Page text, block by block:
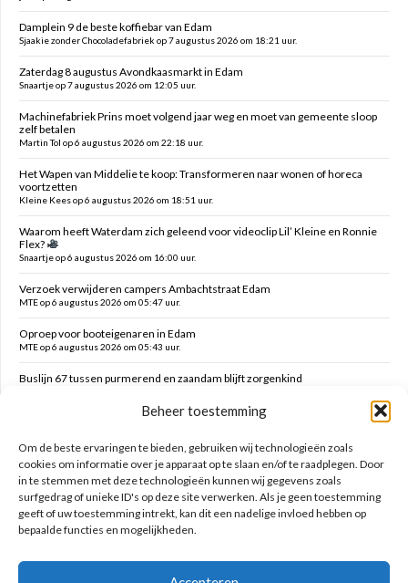
Beheer toestemming
Om de beste ervaringen te bieden, gebruiken wij technologieën zoals
cookies om informatie over je apparaat op te slaan en/of te raadplegen. Door
in te stemmen met deze technologieën kunnen wij gegevens zoals
surfgedrag of unieke ID's op deze site verwerken. Als je geen toestemming
geeft of uw toestemming intrekt, kan dit een nadelige invloed hebben op
bepaalde functies en mogelijkheden.
Damplein 9 de beste koffiebar van Edam
Sjaakie zonder Chocoladefabriek op 7 augustus 2026 om 18:21 uur.
Zaterdag 8 augustus Avondkaasmarkt in Edam
Snaartje op 7 augustus 2026 om 12:05 uur.
Machinefabriek Prins moet volgend jaar weg en moet van gemeente sloop
zelf betalen
Martin Tol op 6 augustus 2026 om 22:18 uur.
Het Wapen van Middelie te koop: Transformeren naar wonen of horeca
voortzetten
Kleine Kees op 6 augustus 2026 om 18:51 uur.
Waarom heeft Waterdam zich geleend voor videoclip Lil’ Kleine en Ronnie
Flex?
Snaartje op 6 augustus 2026 om 16:00 uur.
Verzoek verwijderen campers Ambachtstraat Edam
MTE op 6 augustus 2026 om 05:47 uur.
Oproep voor booteigenaren in Edam
MTE op 6 augustus 2026 om 05:43 uur.
Buslijn 67 tussen purmerend en zaandam blijft zorgenkind
Zoeken op deze site